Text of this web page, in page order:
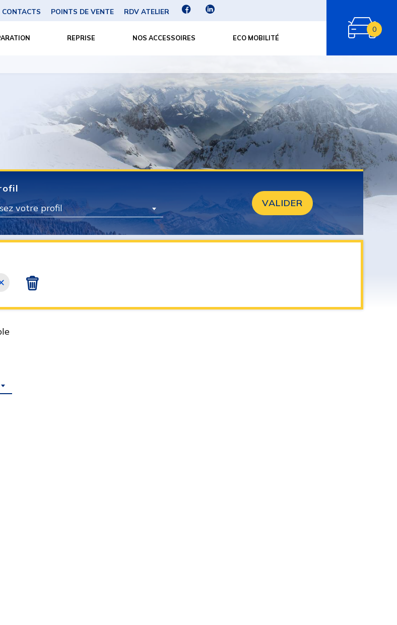
CONTACTS POINTS DE VENTE RDV ATELIER
REPRISE NOS ACCESSOIRES ECO MOBILITÉ
0
votre profil
VALIDER